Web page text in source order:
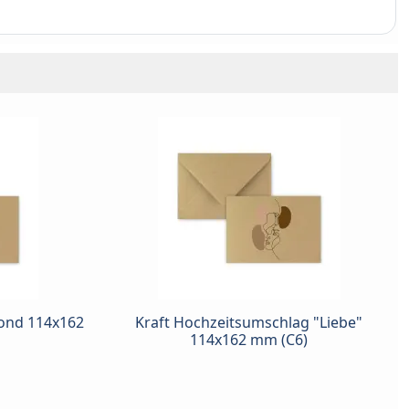
114x162
Kraft Hochzeitsumschlag "Liebe"
114x162 mm (C6)